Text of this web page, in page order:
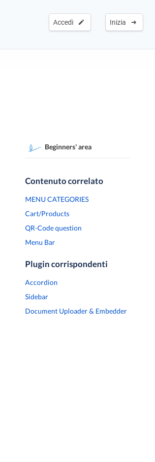
Inizia
Accedi
Beginners' area
Contenuto correlato
MENU CATEGORIES
Cart/Products
QR-Code question
Menu Bar
Plugin corrispondenti
Accordion
Sidebar
Document Uploader & Embedder